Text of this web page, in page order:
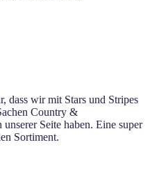
dass wir mit Stars und Stripes
Country &
Seite haben. Eine super
Sortiment.